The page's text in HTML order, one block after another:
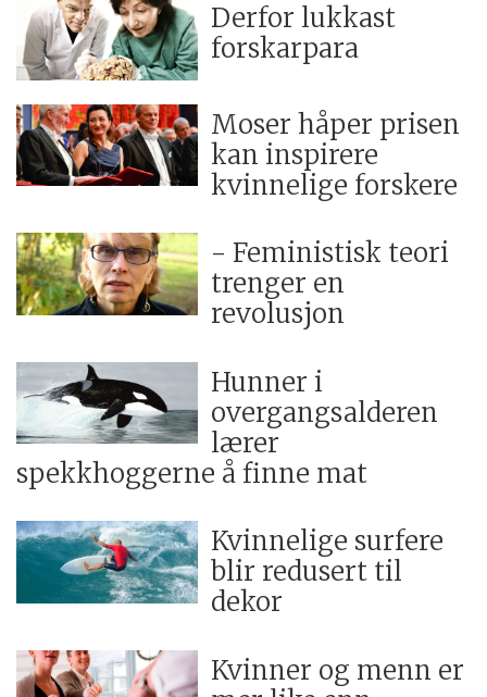
Derfor lukkast
forskarpara
Moser håper prisen
kan inspirere
kvinnelige forskere
- Feministisk teori
trenger en
revolusjon
Hunner i
overgangsalderen
lærer
spekkhoggerne å finne mat
Kvinnelige surfere
blir redusert til
dekor
Kvinner og menn er